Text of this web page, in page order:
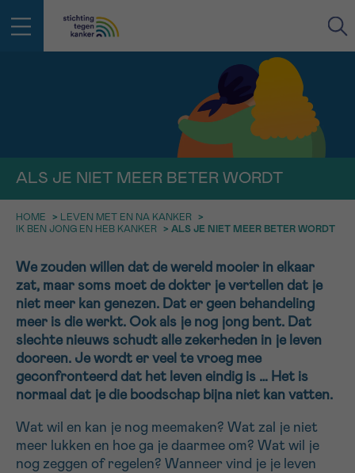
ALS JE NIET MEER BETER WORDT
HOME > LEVEN MET EN NA KANKER
>
IK BEN JONG EN HEB KANKER
> ALS JE NIET MEER BETER WORDT
We zouden willen dat de wereld mooier in elkaar
zat, maar soms moet de dokter je vertellen dat je
niet meer kan genezen. Dat er geen behandeling
meer is die werkt. Ook als je nog jong bent. Dat
slechte nieuws schudt alle zekerheden in je leven
dooreen. Je wordt er veel te vroeg mee
geconfronteerd dat het leven eindig is … Het is
normaal dat je die boodschap bijna niet kan vatten.
Wat wil en kan je nog meemaken? Wat zal je niet
meer lukken en hoe ga je daarmee om? Wat wil je
nog zeggen of regelen? Wanneer vind je je leven
VOORNAAM
IN DE STRIJD TEGEN KANKER STA
Bel ons op 0800 15 802
Via ons
contactformulier
Ik wil graag opgebeld worden
Meer weten over Kankerinfo
geen enkele diagnose
TERUG
NAAM
9h-11h
13h-16h
16h-18h
Verder